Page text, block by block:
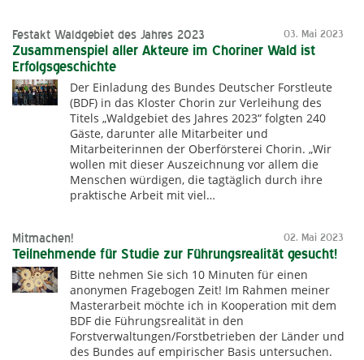
03. Mai 2023
Festakt Waldgebiet des Jahres 2023
Zusammenspiel aller Akteure im Choriner Wald ist
Erfolgsgeschichte
Der Einladung des Bundes Deutscher Forstleute
(BDF) in das Kloster Chorin zur Verleihung des
Titels „Waldgebiet des Jahres 2023“ folgten 240
Gäste, darunter alle Mitarbeiter und
Mitarbeiterinnen der Oberförsterei Chorin. „Wir
wollen mit dieser Auszeichnung vor allem die
Menschen würdigen, die tagtäglich durch ihre
praktische Arbeit mit viel…
02. Mai 2023
Mitmachen!
Teilnehmende für Studie zur Führungsrealität gesucht!
Bitte nehmen Sie sich 10 Minuten für einen
anonymen Fragebogen Zeit! Im Rahmen meiner
Masterarbeit möchte ich in Kooperation mit dem
BDF die Führungsrealität in den
Forstverwaltungen/Forstbetrieben der Länder und
des Bundes auf empirischer Basis untersuchen.